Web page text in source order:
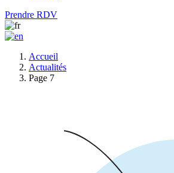
Prendre RDV
Accueil
Actualités
Page 7